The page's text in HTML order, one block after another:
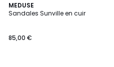
MEDUSE
Sandales Sunville en cuir
€.
85,00 €
3,7
/ 5
4
Couleurs